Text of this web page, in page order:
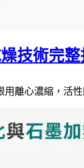
燥技術完
用離心濃縮，活